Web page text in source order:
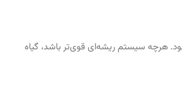
سیستم ریشه‌ای قوی‌تر باشد، گیاه